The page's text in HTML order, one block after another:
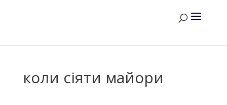
коли сіяти майори